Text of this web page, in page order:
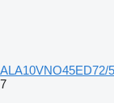
ALA10VNO45ED72/
7